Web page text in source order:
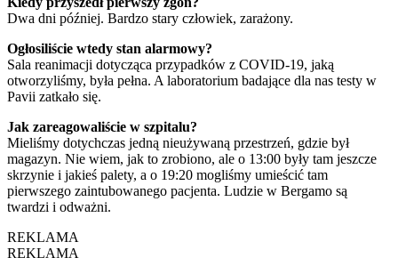
Dwa dni później. Bardzo stary człowiek, zarażony.
Ogłosiliście wtedy stan alarmowy?
Sala reanimacji dotycząca przypadków z COVID-19, jaką
otworzyliśmy, była pełna. A laboratorium badające dla nas testy w
Pavii zatkało się.
Jak zareagowaliście w szpitalu?
Mieliśmy dotychczas jedną nieużywaną przestrzeń, gdzie był
magazyn. Nie wiem, jak to zrobiono, ale o 13:00 były tam jeszcze
skrzynie i jakieś palety, a o 19:20 mogliśmy umieścić tam
pierwszego zaintubowanego pacjenta. Ludzie w Bergamo są
twardzi i odważni.
REKLAMA
REKLAMA